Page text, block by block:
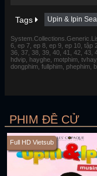
Tags Upin & Ipin
6, ep 7, ep 8, ep 9, ep 10, tập
36, 37, 38, 39, 40, 41, 42, 43,
hdvip, hayghe, motphim,
dongphim, fullphim, phephim,
PHIM ĐỀ CỬ
Full HD Vietsub